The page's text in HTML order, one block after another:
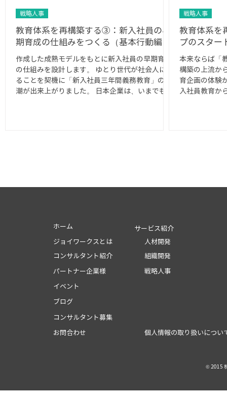
教育体系を再構築する③：新入社員の早
期育成の仕組みをつくる（基本行動編）
作成した成熟モデルをもとに新入社員の早期育成
の仕組みを設計します。 ゆとり世代が社会人にな
ることを契機に「新入社員三年間義務教育」の風
潮が出来上がりました。 日本企業は、いまでもこ
戦略人事
教育体系を
プのスター
本来ならば「
構築の上流か
育企画の体験
入社員教育か
戦略人事
ホーム
サービス紹介
ジョイワークスとは
コンサルタント紹介
人材開発
組織開発
パートナー企業様
戦略人事
イベント
ブログ
コンサルタント募集
お問合わせ
個人情報の取り扱いについ
© 2015